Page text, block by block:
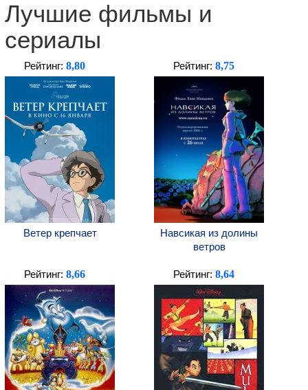
Лучшие фильмы и
сериалы
Рейтинг: 8,80
Ветер крепчает
Рейтинг: 8,75
Навсикая из долины
ветров
Рейтинг: 8,66 Рейтинг: 8,64